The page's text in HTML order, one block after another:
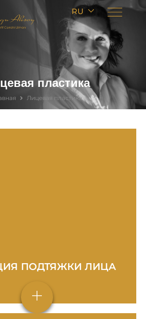
RU
пластика
Лицевая пластика
ПОДТЯЖКИ ЛИЦА